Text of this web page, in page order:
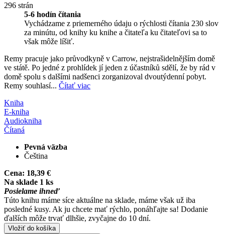
296 strán
5-6 hodín čítania
Vychádzame z priemerného údaju o rýchlosti čítania 230 slov
za minútu, od knihy ku knihe a čitateľa ku čitateľovi sa to
však môže líšiť.
Remy pracuje jako průvodkyně v Carrow, nejstrašidelnějším domě
ve státě. Po jedné z prohlídek jí jeden z účastníků sdělí, že by rád v
domě spolu s dalšími nadšenci zorganizoval dvoutýdenní pobyt.
Remy souhlasí... Čítať viac
Kniha
E-kniha
Audiokniha
Čítaná
Pevná väzba
Čeština
Cena: 18,39 €
Na sklade 1 ks
Posielame ihneď
Túto knihu máme síce aktuálne na sklade, máme však už iba
posledné kusy. Ak ju chcete mať rýchlo, ponáhľajte sa! Dodanie
ďalších môže trvať dlhšie, zvyčajne do 10 dní.
Vložiť do košíka